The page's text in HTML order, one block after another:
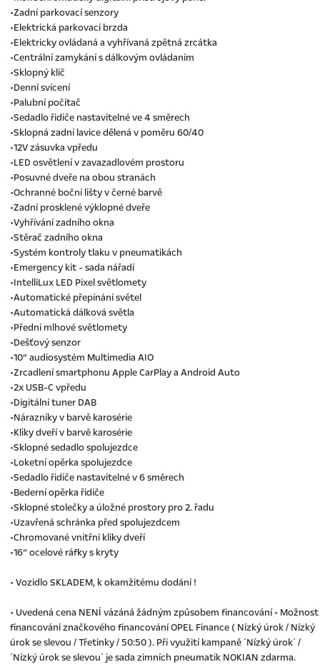
•Zadní parkovací senzory
•Elektrická parkovací brzda
•Elektricky ovládaná a vyhřívaná zpětná zrcátka
•Centrální zamykání s dálkovým ovládaním
•Sklopný klíč
•Denní svícení
•Palubní počítač
•Sedadlo řidiče nastavitelné ve 4 směrech
•Sklopná zadní lavice dělená v poměru 60/40
•12V zásuvka vpředu
•LED osvětlení v zavazadlovém prostoru
•Posuvné dveře na obou stranách
•Ochranné boční lišty v černé barvě
•Zadní prosklené výklopné dveře
•Vyhřívání zadního okna
•Stěrač zadního okna
•Systém kontroly tlaku v pneumatikách
•Emergency kit - sada nářadí
•IntelliLux LED Pixel světlomety
•Automatické přepínání světel
•Automatická dálková světla
•Přední mlhové světlomety
•Dešťový senzor
•10“ audiosystém Multimedia AIO
•Zrcadlení smartphonu Apple CarPlay a Android Auto
•2x USB-C vpředu
•Digitální tuner DAB
•Nárazníky v barvě karosérie
•Kliky dveří v barvě karosérie
•Sklopné sedadlo spolujezdce
•Loketní opěrka spolujezdce
•Sedadlo řidiče nastavitelné v 6 směrech
•Bederní opěrka řidiče
•Sklopné stolečky a úložné prostory pro 2. řadu
•Uzavřená schránka před spolujezdcem
•Chromované vnitřní kliky dveří
•16“ ocelové ráfky s kryty
• Vozidlo SKLADEM, k okamžitému dodání !
• Uvedená cena NENÍ vázáná žádným způsobem financování • Možnost
financování značkového financování OPEL Finance ( Nízký úrok / Nízký
úrok se slevou / Třetinky / 50:50 ). Při využití kampaně ´Nízký úrok´ /
´Nízký úrok se slevou´ je sada zimních pneumatik NOKIAN zdarma.